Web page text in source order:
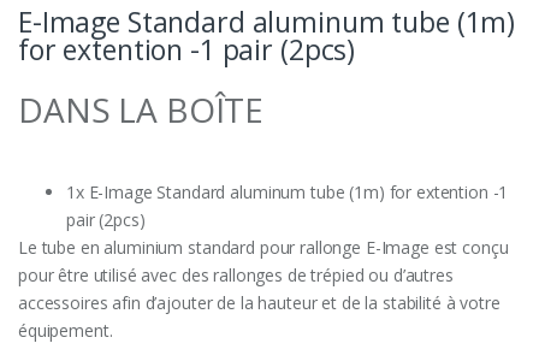
E-Image Standard aluminum tube (1m)
for extention -1 pair (2pcs)
DANS LA BOÎTE
1x E-Image Standard aluminum tube (1m) for extention -1
pair (2pcs)
Le tube en aluminium standard pour rallonge E-Image est conçu
pour être utilisé avec des rallonges de trépied ou d’autres
accessoires afin d’ajouter de la hauteur et de la stabilité à votre
équipement.